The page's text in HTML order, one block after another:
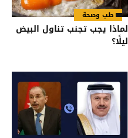
طب وصحة
لماذا يجب تجنب تناول البيض
ليلًا؟